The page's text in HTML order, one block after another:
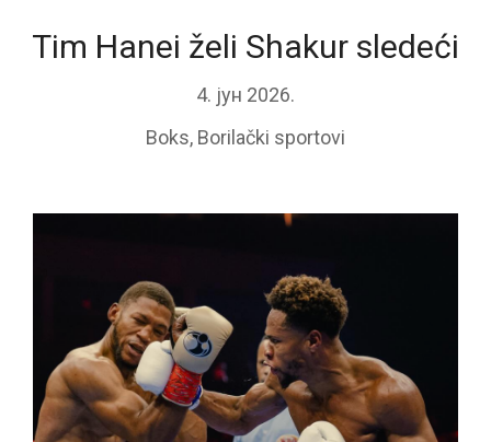
Tim Hanei želi Shakur sledeći
4. јун 2026.
Boks, Borilački sportovi